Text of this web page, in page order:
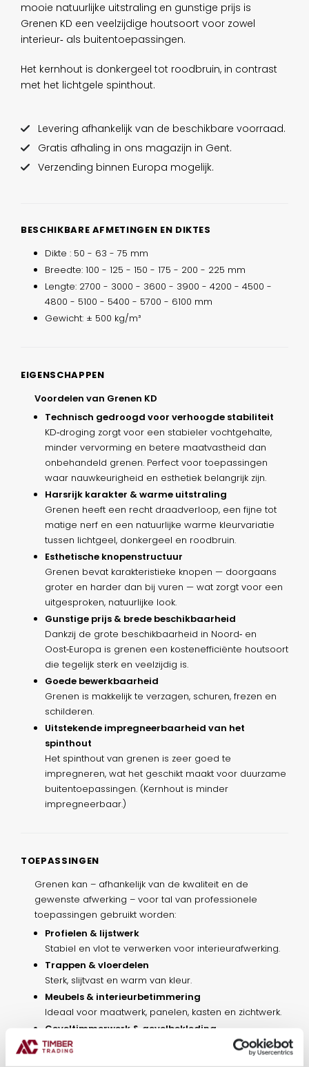
mooie natuurlijke uitstraling en gunstige prijs is
Grenen KD een veelzijdige houtsoort voor zowel
interieur‑ als buitentoepassingen.
Het kernhout is donkergeel tot roodbruin, in contrast
met het lichtgele spinthout.
Levering afhankelijk van de beschikbare voorraad.
Gratis afhaling in ons magazijn in Gent.
Verzending binnen Europa mogelijk.
BESCHIKBARE AFMETINGEN EN DIKTES
Dikte : 50 - 63 - 75 mm
Breedte: 100 - 125 - 150 - 175 - 200 - 225 mm
Lengte: 2700 - 3000 - 3600 - 3900 - 4200 - 4500 -
4800 - 5100 - 5400 - 5700 - 6100 mm
Gewicht: ± 500 kg/m³
EIGENSCHAPPEN
Voordelen van Grenen KD
Technisch gedroogd voor verhoogde stabiliteit
KD‑droging zorgt voor een stabieler vochtgehalte,
minder vervorming en betere maatvastheid dan
onbehandeld grenen. Perfect voor toepassingen
waar nauwkeurigheid en esthetiek belangrijk zijn.
Harsrijk karakter & warme uitstraling
Grenen heeft een recht draadverloop, een fijne tot
matige nerf en een natuurlijke warme kleurvariatie
tussen lichtgeel, donkergeel en roodbruin.
Esthetische knopenstructuur
Grenen bevat karakteristieke knopen — doorgaans
groter en harder dan bij vuren — wat zorgt voor een
uitgesproken, natuurlijke look.
Gunstige prijs & brede beschikbaarheid
Dankzij de grote beschikbaarheid in Noord‑ en
Oost‑Europa is grenen een kostenefficiënte houtsoort
die tegelijk sterk en veelzijdig is.
Goede bewerkbaarheid
Grenen is makkelijk te verzagen, schuren, frezen en
schilderen.
Uitstekende impregneerbaarheid van het
spinthout
Het spinthout van grenen is zeer goed te
impregneren, wat het geschikt maakt voor duurzame
buitentoepassingen. (Kernhout is minder
impregneerbaar.)
TOEPASSINGEN
Grenen kan – afhankelijk van de kwaliteit en de
gewenste afwerking – voor tal van professionele
toepassingen gebruikt worden:
Profielen & lijstwerk
Stabiel en vlot te verwerken voor interieurafwerking.
Trappen & vloerdelen
Sterk, slijtvast en warm van kleur.
Meubels & interieurbetimmering
Ideaal voor maatwerk, panelen, kasten en zichtwerk.
Geveltimmerwerk & gevelbekleding
Met impregnering of thermische modificatie geschikt